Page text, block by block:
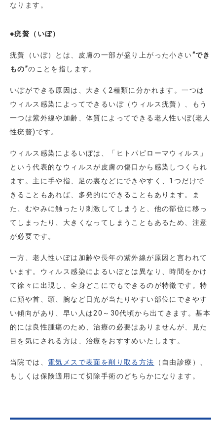
なります。
●疣贅（いぼ）
疣贅（いぼ）とは、皮膚の一部が盛り上がった小さい“でき
もの”のことを指します。
いぼができる原因は、大きく2種類に分かれます。一つは
ウィルス感染によってできるいぼ（ウィルス疣贅）、もう
一つは紫外線や加齢、体質によってできる老人性いぼ(老人
性疣贅)です。
ウィルス感染によるいぼは、「ヒトパピローマウィルス」
という代表的なウィルスが皮膚の傷口から感染しつくられ
ます。主に手や指、足の裏などにできやすく、1つだけで
きることもあれば、多発的にできることもあります。ま
た、むやみに触ったり刺激してしまうと、他の部位に移っ
てしまったり、大きくなってしまうこともあるため、注意
が必要です。
一方、老人性いぼは加齢や長年の紫外線が原因と言われて
います。ウィルス感染によるいぼとは異なり、時間をかけ
て徐々に出現し、全身どこにでもできるのが特徴です。特
に顔や首、頭、腕など日光が当たりやすい部位にできやす
い傾向があり、早い人は20～30代頃から出てきます。基本
的には良性腫瘍のため、治療の必要はありませんが、見た
目を気にされる方は、治療をおすすめいたします。
当院では、 電気メスで表面を削り取る方法
（自由診療）、
もしくは保険適用にて切除手術のどちらかになります。